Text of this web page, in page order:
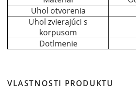
Uhol otvorenia
Uhol zvierajúci s
korpusom
Dotlmenie
VLASTNOSTI PRODUKTU